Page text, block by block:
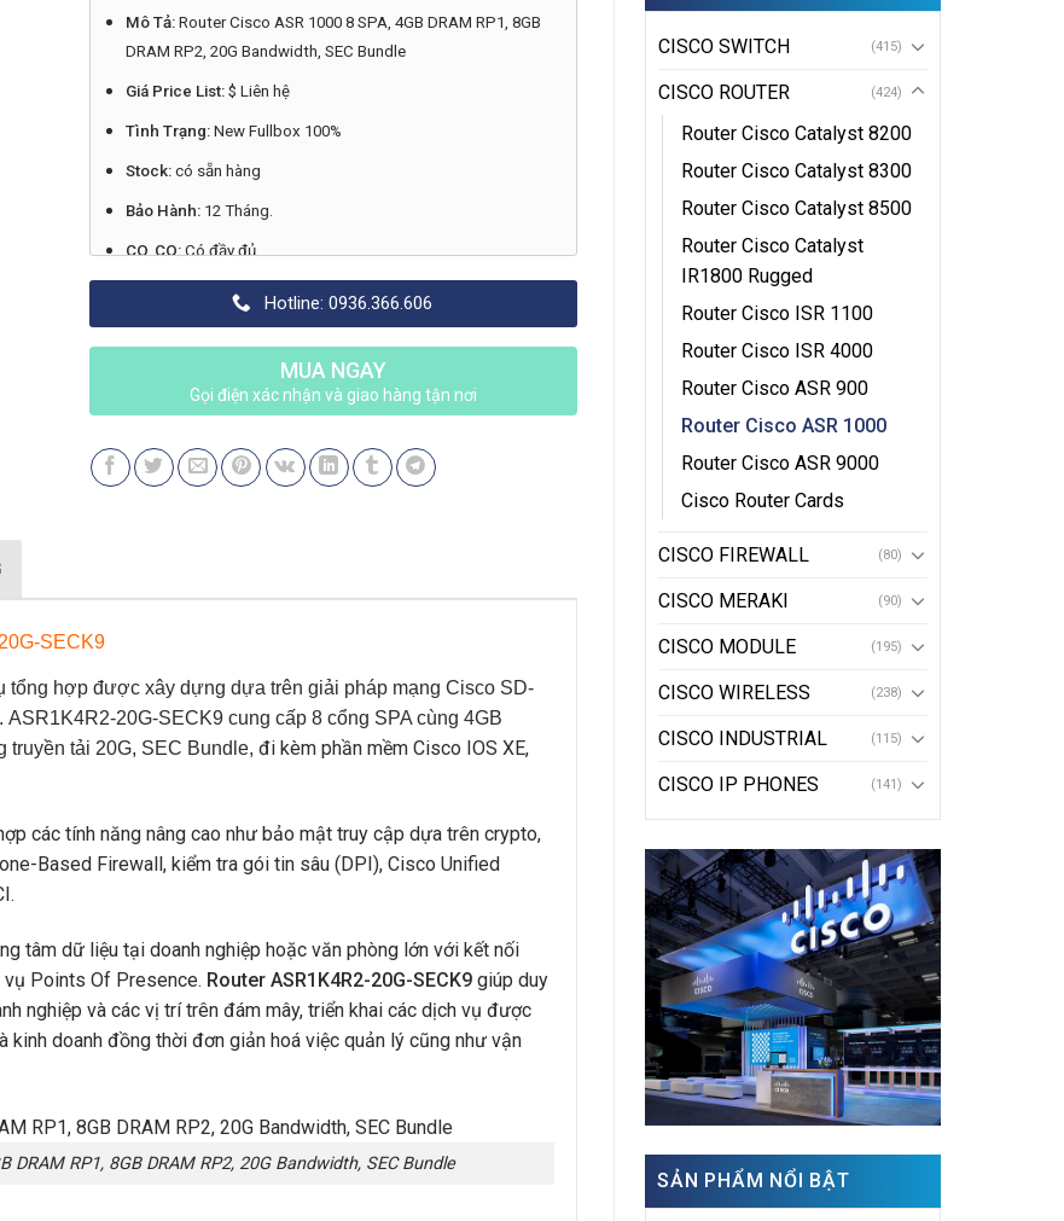
CISCO SWITCH (415)
CISCO ROUTER (424)
Router Cisco Catalyst 8200
Router Cisco Catalyst 8300
Router Cisco Catalyst 8500
Router Cisco Catalyst
IR1800 Rugged
Router Cisco ISR 1100
Router Cisco ISR 4000
Router Cisco ASR 900
Router Cisco ASR 1000
Router Cisco ASR 9000
Cisco Router Cards
CISCO FIREWALL (80)
CISCO MERAKI (90)
CISCO MODULE (195)
CISCO WIRELESS (238)
CISCO INDUSTRIAL (115)
CISCO IP PHONES (141)
SẢN PHẨM NỔI BẬT
Mô Tả: Router Cisco ASR 1000 8 SPA, 4GB DRAM RP1, 8GB
DRAM RP2, 20G Bandwidth, SEC Bundle
Giá Price List: $ Liên hệ
Tình Trạng: New Fullbox 100%
Stock: có sẵn hàng
Bảo Hành: 12 Tháng.
CO, CQ:Có đầy đủ
Chính hãng Cisco
Made in:Liên hệ
Hotline: 0936.366.606
MUA NGAY
Gọi điện xác nhận và giao hàng tận nơi
SECK9
tổng hợp được xây dựng dựa trên giải pháp mạng Cisco SD-
. ASR1K4R2-20G-SECK9 cung cấp 8 cổng SPA cùng 4GB
tải 20G, SEC Bundle, đi kèm phần mềm Cisco IOS XE,
các tính năng nâng cao như bảo mật truy cập dựa trên crypto,
Based Firewall, kiểm tra gói tin sâu (DPI), Cisco Unified
tâm dữ liệu tại doanh nghiệp hoặc văn phòng lớn với kết nối
vụ Points Of Presence. Router ASR1K4R2-20G-SECK9 giúp duy
nghiệp và các vị trí trên đám mây, triển khai các dịch vụ được
doanh đồng thời đơn giản hoá việc quản lý cũng như vận
DRAM RP1, 8GB DRAM RP2, 20G Bandwidth, SEC Bundle